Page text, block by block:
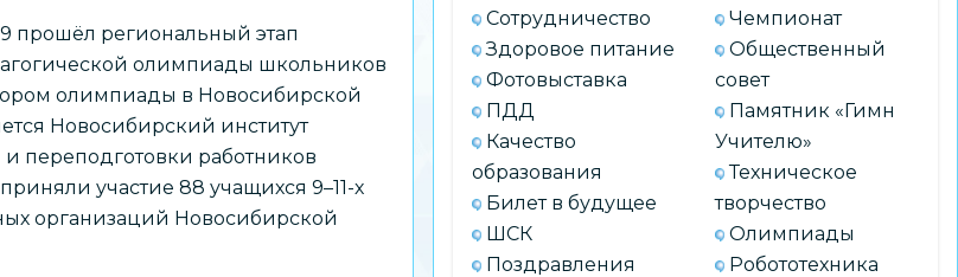
прошёл региональный этап
олимпиады школьников
олимпиады в Новосибирской
Новосибирский институт
переподготовки работников
участие 88 учащихся 9–11-х
организаций Новосибирской
Сотрудничество
Здоровое питание
Фотовыставка
ПДД
Качество
образования
Билет в будущее
ШСК
Поздравления
Чемпионат
Общественный
совет
Памятник «Гимн
Учителю»
Техническое
творчество
Олимпиады
Робототехника